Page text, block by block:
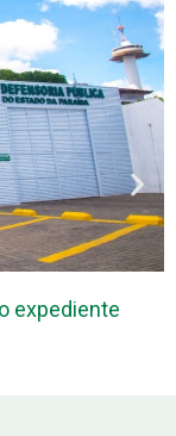
expediente